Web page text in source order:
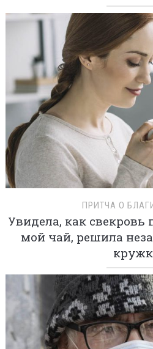
ПРИТЧА О
Увидела, как свекровь
мой чай, решила